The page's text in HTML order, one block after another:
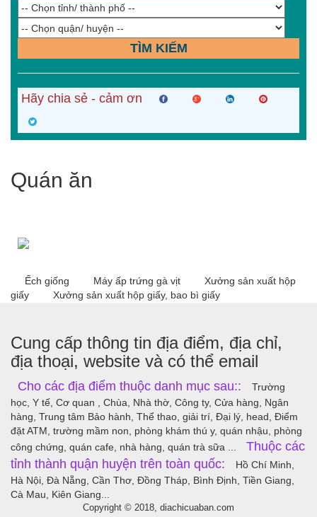
TÌM KIẾM
Hãy chia sẻ - cảm ơn
Quán ăn
Ếch giống Máy ấp trứng gà vịt
Xưởng sản xuất hộp
giấy
Xưởng sản xuất hộp giấy, bao bì giấy
Cung cấp thông tin địa điểm, địa chỉ,
địa thoại, website và có thể email
Cho các địa điểm thuộc danh mục sau::
Trường
học, Y tế, Cơ quan , Chùa, Nhà thờ, Công ty, Cửa hàng, Ngân
hàng, Trung tâm Bảo hành, Thể thao, giải trí, Đại lý, head, Điểm
đặt ATM, trường mầm non, phòng khám thú y, quán nhậu, phòng
công chứng, quán cafe, nhà hàng, quán trà sữa ...
Thuộc các
tỉnh thành quận huyện trên toàn quốc:
Hồ Chí Minh,
Hà Nội, Đà Nẵng, Cần Thơ, Đồng Tháp, Bình Định, Tiền Giang,
Cà Mau, Kiên Giang...
Copyright © 2018, diachicuaban.com